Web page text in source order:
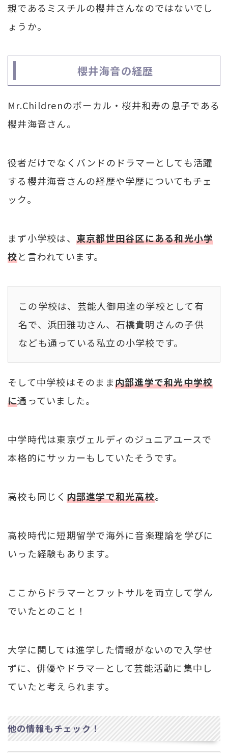
親であるミスチルの櫻井さんなのではないでし
ょうか。
櫻井海音の経歴
Mr.Childrenのボーカル・桜井和寿の息子である
櫻井海音さん。
役者だけでなくバンドのドラマーとしても活躍
する櫻井海音さんの経歴や学歴についてもチェ
ック。
まず小学校は、 東京都世田谷区にある和光小学
校と言われています。
この学校は、芸能人御用達の学校として有
名で、浜田雅功さん、石橋貴明さんの子供
なども通っている私立の小学校です。
そして中学校はそのまま内部進学で和光中学校
に通っていました。
中学時代は東京ヴェルディのジュニアユースで
本格的にサッカーもしていたそうです。
高校も同じく 内部進学で和光高校。
高校時代に短期留学で海外に音楽理論を学びに
いった経験もあります。
ここからドラマーとフットサルを両立して学ん
でいたとのこと！
大学に関しては進学した情報がないので入学せ
ずに、俳優やドラマ―として芸能活動に集中し
ていたと考えられます。
他の情報もチェック！